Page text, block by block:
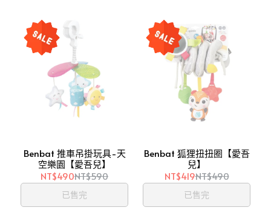
Benbat 推車吊掛玩具-天
空樂園【愛吾兒】
NT$490NT$590
已售完
Benbat 狐狸扭扭圈【愛吾
兒】
NT$419NT$490
已售完